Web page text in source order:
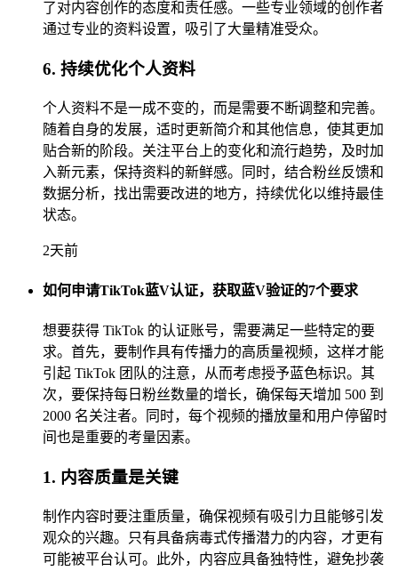
了对内容创作的态度和责任感。一些专业领域的创作者
通过专业的资料设置，吸引了大量精准受众。
6. 持续优化个人资料
个人资料不是一成不变的，而是需要不断调整和完善。
随着自身的发展，适时更新简介和其他信息，使其更加
贴合新的阶段。关注平台上的变化和流行趋势，及时加
入新元素，保持资料的新鲜感。同时，结合粉丝反馈和
数据分析，找出需要改进的地方，持续优化以维持最佳
状态。
2天前
如何申请TikTok蓝V认证，获取蓝V验证的7个要求
想要获得 TikTok 的认证账号，需要满足一些特定的要
求。首先，要制作具有传播力的高质量视频，这样才能
引起 TikTok 团队的注意，从而考虑授予蓝色标识。其
次，要保持每日粉丝数量的增长，确保每天增加 500 到
2000 名关注者。同时，每个视频的播放量和用户停留时
间也是重要的考量因素。
1. 内容质量是关键
制作内容时要注重质量，确保视频有吸引力且能够引发
观众的兴趣。只有具备病毒式传播潜力的内容，才更有
可能被平台认可。此外，内容应具备独特性，避免抄袭